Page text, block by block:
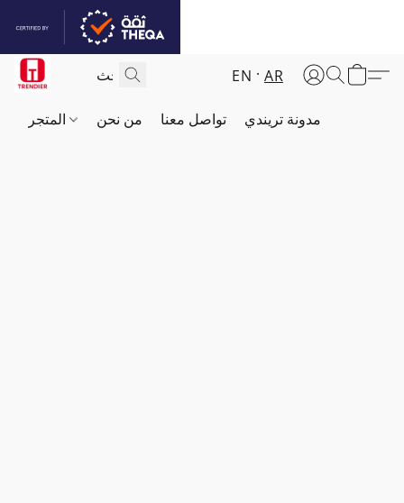
EN AR
من نحن تواصل معنا مدونة تريندي